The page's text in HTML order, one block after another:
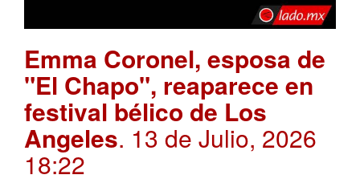
Emma Coronel, esposa de
"El Chapo", reaparece en
festival bélico de Los
Angeles. 13 de Julio, 2026
18:22